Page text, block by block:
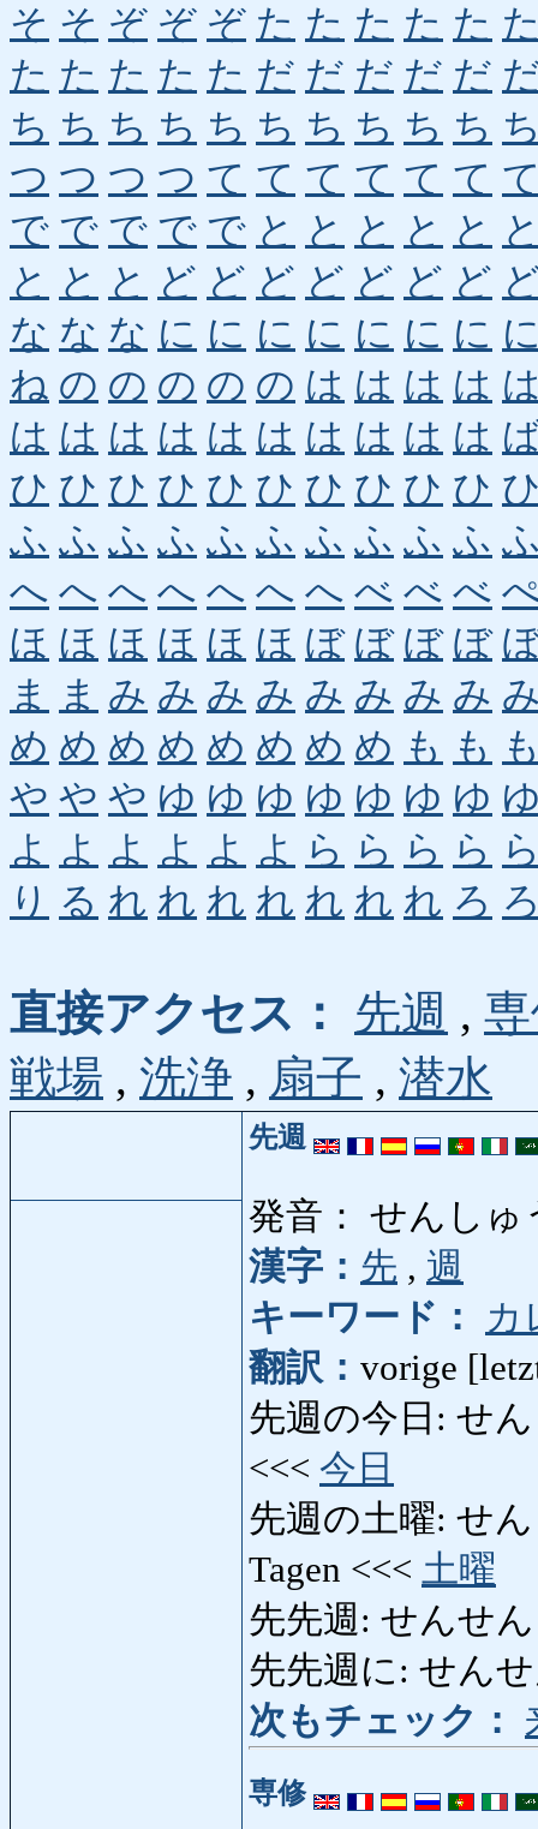
そ そ ぞ ぞ ぞ た た た た た
た た た た た だ だ だ だ だ
ち ち ち ち ち ち ち ち ち ち
つ つ つ つ て て て て て て
で で で で で と と と と と
と と と ど ど ど ど ど ど ど
な な な に に に に に に に
ね の の の の の は は は は
は は は は は は は は は は
ひ ひ ひ ひ ひ ひ ひ ひ ひ ひ
ふ ふ ふ ふ ふ ふ ふ ふ ふ ふ
へ へ へ へ へ へ へ べ べ べ
ほ ほ ほ ほ ほ ほ ぼ ぼ ぼ ぼ
ま
ま み み み み み み み み
め め め め め め め め も も
や や や ゆ ゆ ゆ ゆ ゆ ゆ ゆ
よ よ よ よ よ よ ら ら ら ら
り る れ れ れ れ れ れ れ ろ
直接アクセス： 先週 ,
戦場 , 洗浄 , 扇子 , 潜水
先週
発音： せんしゅ
漢字： 先 , 週
キーワード：
カ
翻訳： vorige
先週の今日: せん
<<< 今日
先週の土曜: せ
Tagen <<< 土曜
先先週: せんせ
先先週に: せん
次もチェック：
専修